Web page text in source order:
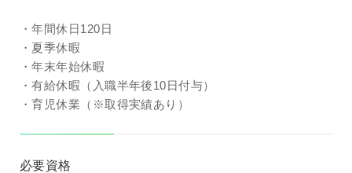
・年間休日120日
・夏季休暇
・年末年始休暇
・有給休暇（入職半年後10日付与）
・育児休業（※取得実績あり）
必要資格